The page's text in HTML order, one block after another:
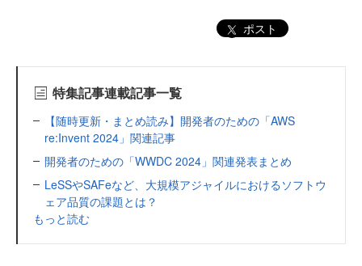
ポスト
特集記事連載記事一覧
【随時更新・まとめ読み】開発者のための「AWS
re:Invent 2024」関連記事
開発者のための「WWDC 2024」関連発表まとめ
LeSSやSAFeなど、大規模アジャイルにおけるソフトウ
ェア品質の課題とは？
もっと読む